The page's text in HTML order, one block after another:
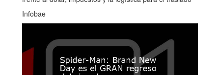
Infobae